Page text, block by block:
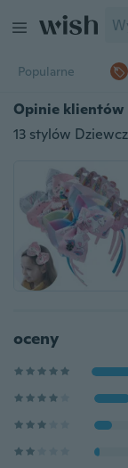
Popularne
Opinie klientów
oceny